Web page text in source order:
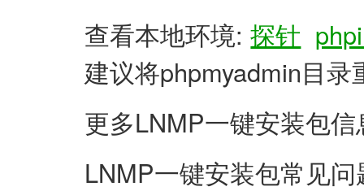
查看本地环境:探针
建议将phpmyadmin目
更多LNMP一键安装包
LNMP一键安装包常见